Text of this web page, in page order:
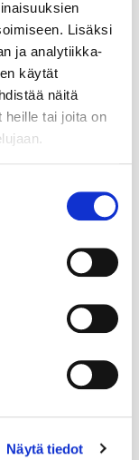
Lisäksi
ja analytiikka-
käytät
näitä
heille tai joita on
Näytä tiedot